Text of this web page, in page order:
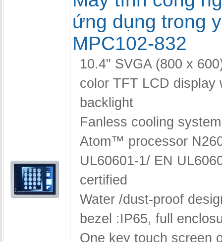
ứng dụng trong
MPC102-832
10.4" SVGA (800 x
color TFT LCD display
backlight
Fanless cooling
Atom™ processor
UL60601-1/ EN
certified
Water /dust-proof
bezel :IP65, full
One key touch screen